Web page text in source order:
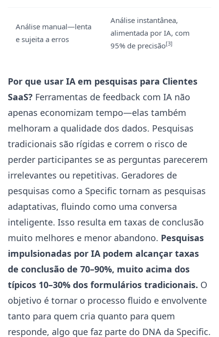
Análise manual—lenta
e sujeita a erros
Análise instantânea,
alimentada por IA, com
95% de precisão[3]
Por que usar IA em pesquisas para Clientes
SaaS? Ferramentas de feedback com IA não
apenas economizam tempo—elas também
melhoram a qualidade dos dados. Pesquisas
tradicionais são rígidas e correm o risco de
perder participantes se as perguntas parecerem
irrelevantes ou repetitivas. Geradores de
pesquisas como a Specific tornam as pesquisas
adaptativas, fluindo como uma conversa
inteligente. Isso resulta em taxas de conclusão
muito melhores e menor abandono. Pesquisas
impulsionadas por IA podem alcançar taxas
de conclusão de 70–90%, muito acima dos
típicos 10–30% dos formulários tradicionais. O
objetivo é tornar o processo fluido e envolvente
tanto para quem cria quanto para quem
responde, algo que faz parte do DNA da Specific.